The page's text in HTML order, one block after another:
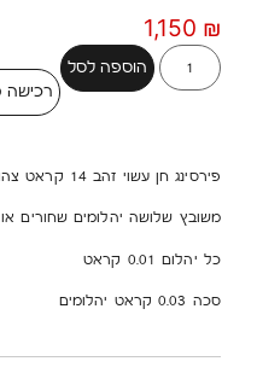
1,150 ₪
הוספה לסל
רכישה
פירסינג חן עשוי זהב 14 קראט צהוב או לבן
משובץ שלושה יהלומים שחורים או
כל יהלום 0.01 קראט
סכה 0.03 קראט יהלומים